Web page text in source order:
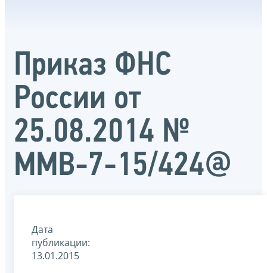
Приказ ФНС
России от
25.08.2014 №
ММВ-7-15/424@
Дата
публикации:
13.01.2015